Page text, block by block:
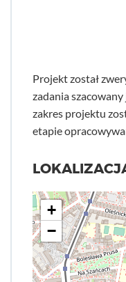
Projekt został
zadania
zakres projektu
etapie
+
−